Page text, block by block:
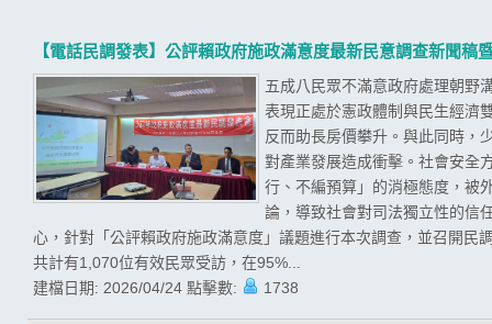
【電話民調發表】公評賴政府施政滿意度最新民意調查新聞稿
五成八民眾不滿意政府處理朝野
表現正處於憲政體制與民生經濟
反而助長房價攀升。與此同時，
對產業發展造成衝擊。社會安全
行、不編預算」的消極態度，被
論，導致社會對司法獨立性的信
心，針對「公評賴政府施政滿意度」議題進行本次調查，並召開
共計有1,070位有效民眾受訪，在95%...
建檔日期: 2026/04/24 點擊數: 1738